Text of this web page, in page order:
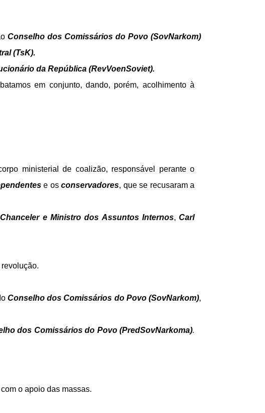
Conselho dos Comissários do Povo (SovNarkom)
(TsK).
da República (RevVoenSoviet).
em conjunto, dando, porém, acolhimento à
ministerial de coalizão, responsável perante o
e osconservadores, que se recusaram a
Chanceler e Ministro dos Assuntos Internos,Carl
Conselho dos Comissários do Povo (SovNarkom),
dos Comissários do Povo (PredSovNarkoma).
o apoio das massas.